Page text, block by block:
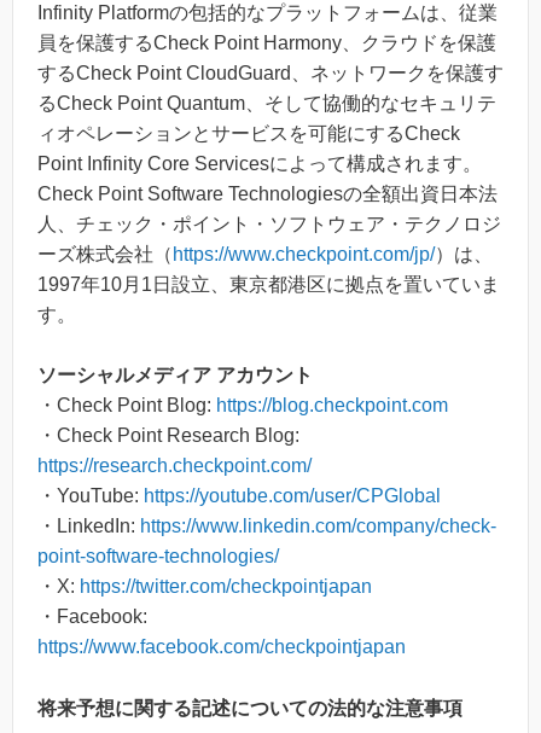
Infinity Platformの包括的なプラットフォームは、従業
員を保護するCheck Point Harmony、クラウドを保護
するCheck Point CloudGuard、ネットワークを保護す
るCheck Point Quantum、そして協働的なセキュリテ
ィオペレーションとサービスを可能にするCheck
Point Infinity Core Servicesによって構成されます。
Check Point Software Technologiesの全額出資日本法
人、チェック・ポイント・ソフトウェア・テクノロジ
ーズ株式会社（ https://www.checkpoint.com/jp/）は、
1997年10月1日設立、東京都港区に拠点を置いていま
す。
ソーシャルメディア アカウント
・Check Point Blog: https://blog.checkpoint.com
・Check Point Research Blog:
https://research.checkpoint.com/
・YouTube: https://youtube.com/user/CPGlobal
・LinkedIn: https://www.linkedin.com/company/check-
point-software-technologies/
・X: https://twitter.com/checkpointjapan
・Facebook:
https://www.facebook.com/checkpointjapan
将来予想に関する記述についての法的な注意事項